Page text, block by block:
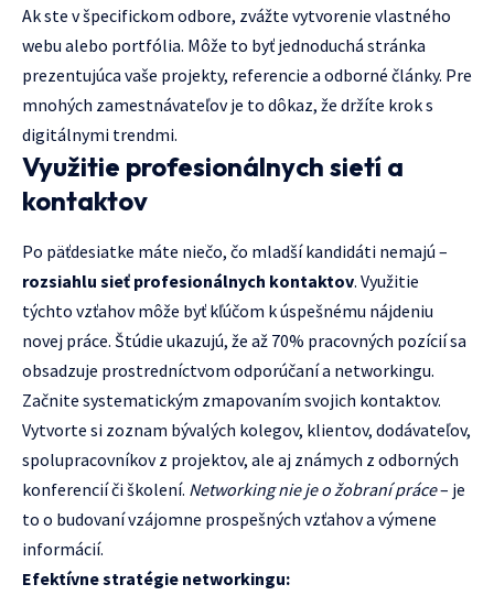
Ak ste v špecifickom odbore, zvážte vytvorenie vlastného
webu alebo portfólia. Môže to byť jednoduchá stránka
prezentujúca vaše projekty, referencie a odborné články. Pre
mnohých zamestnávateľov je to dôkaz, že držíte krok s
digitálnymi trendmi.
Využitie profesionálnych sietí a
kontaktov
Po päťdesiatke máte niečo, čo mladší kandidáti nemajú –
rozsiahlu sieť profesionálnych kontaktov. Využitie
týchto vzťahov môže byť kľúčom k úspešnému nájdeniu
novej práce. Štúdie ukazujú, že až 70% pracovných pozícií sa
obsadzuje prostredníctvom odporúčaní a networkingu.
Začnite systematickým zmapovaním svojich kontaktov.
Vytvorte si zoznam bývalých kolegov, klientov, dodávateľov,
spolupracovníkov z projektov, ale aj známych z odborných
konferencií či školení. Networking nie je o žobraní práce– je
to o budovaní vzájomne prospešných vzťahov a výmene
informácií.
Efektívne stratégie networkingu: